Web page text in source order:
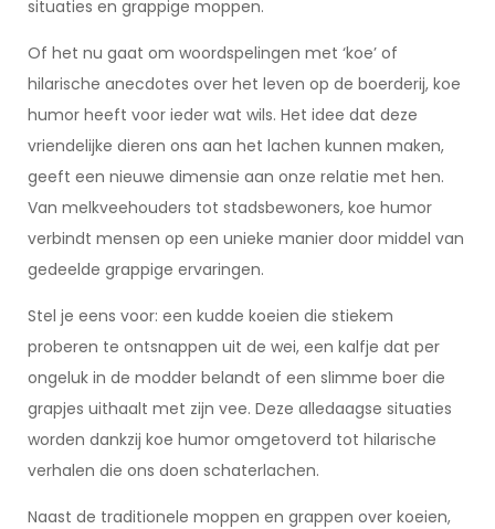
situaties en grappige moppen.
Of het nu gaat om woordspelingen met ‘koe’ of
hilarische anecdotes over het leven op de boerderij, koe
humor heeft voor ieder wat wils. Het idee dat deze
vriendelijke dieren ons aan het lachen kunnen maken,
geeft een nieuwe dimensie aan onze relatie met hen.
Van melkveehouders tot stadsbewoners, koe humor
verbindt mensen op een unieke manier door middel van
gedeelde grappige ervaringen.
Stel je eens voor: een kudde koeien die stiekem
proberen te ontsnappen uit de wei, een kalfje dat per
ongeluk in de modder belandt of een slimme boer die
grapjes uithaalt met zijn vee. Deze alledaagse situaties
worden dankzij koe humor omgetoverd tot hilarische
verhalen die ons doen schaterlachen.
Naast de traditionele moppen en grappen over koeien,